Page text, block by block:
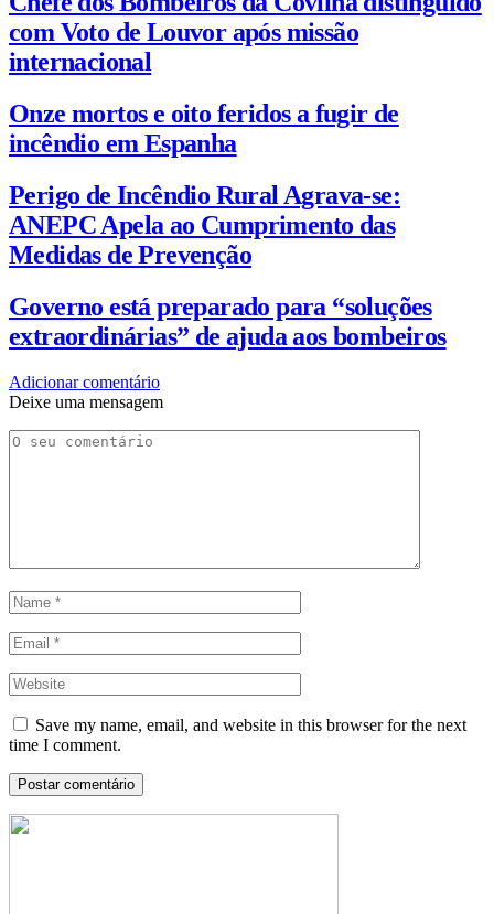
com Voto de Louvor após missão
internacional
Onze mortos e oito feridos a fugir de
incêndio em Espanha
Perigo de Incêndio Rural Agrava-se:
ANEPC Apela ao Cumprimento das
Medidas de Prevenção
Governo está preparado para “soluções
extraordinárias” de ajuda aos bombeiros
Adicionar comentário
Deixe uma mensagem
Save my name, email, and website in this browser for the next
time I comment.